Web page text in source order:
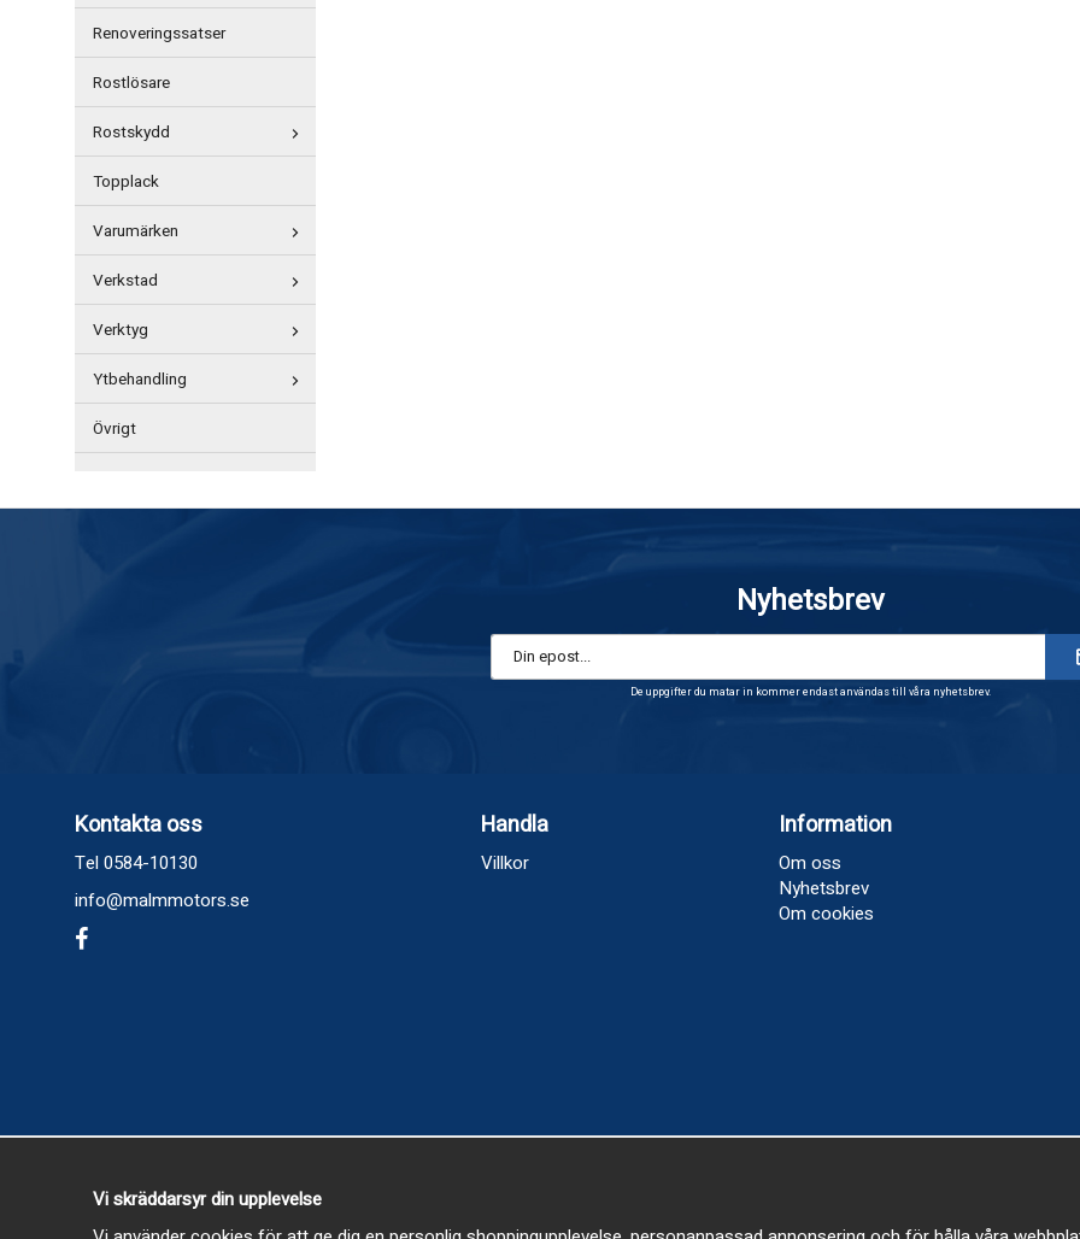
Renoveringssatser
Rostlösare
Rostskydd
Topplack
Varumärken
Verkstad
Verktyg
Ytbehandling
Övrigt
Nyhetsbrev
De uppgifter du matar in kommer endast användas till våra nyhetsbrev.
Kontakta oss
Tel 0584-10130
info@malmmotors.se
Handla
Villkor
Information
Om oss
Nyhetsbrev
Om cookies
Vi skräddarsyr din upplevelse